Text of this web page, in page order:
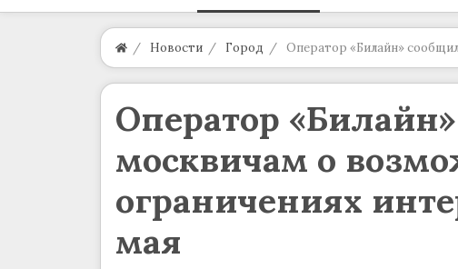
Новости Город Оператор «Билайн»
Оператор
москвичам о
ограничениях
мая